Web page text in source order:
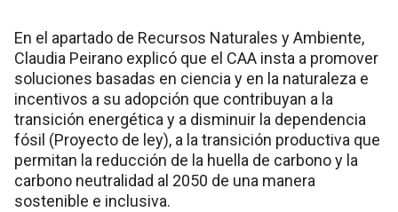
En el apartado de Recursos Naturales y Ambiente,
Claudia Peirano explicó que el CAA insta a promover
soluciones basadas en ciencia y en la naturaleza e
incentivos a su adopción que contribuyan a la
transición energética y a disminuir la dependencia
fósil (Proyecto de ley), a la transición productiva que
permitan la reducción de la huella de carbono y la
carbono neutralidad al 2050 de una manera
sostenible e inclusiva.